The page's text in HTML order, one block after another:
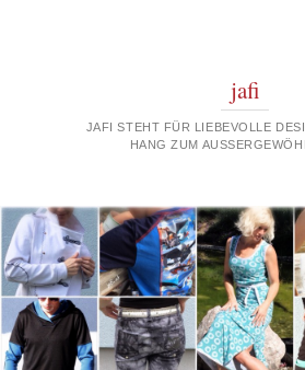
jafi
JAFI STEHT FÜR LIEBEVOLLE
HANG ZUM